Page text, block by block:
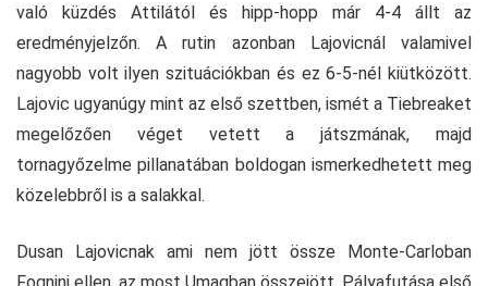
való küzdés Attilától és hipp-hopp már 4-4 állt az
eredményjelzőn. A rutin azonban Lajovicnál valamivel
nagyobb volt ilyen szituációkban és ez 6-5-nél kiütközött.
Lajovic ugyanúgy mint az első szettben, ismét a Tiebreaket
megelőzően véget vetett a játszmának, majd
tornagyőzelme pillanatában boldogan ismerkedhetett meg
közelebbről is a salakkal.
Dusan Lajovicnak ami nem jött össze Monte-Carloban